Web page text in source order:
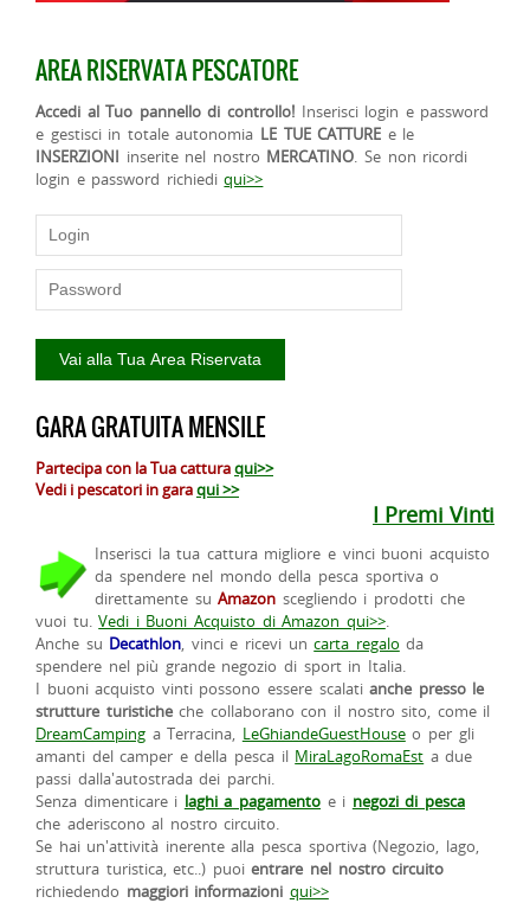
AREA RISERVATA PESCATORE
Accedi al Tuo pannello di controllo! Inserisci login e password
e gestisci in totale autonomia LE TUE CATTURE e le
INSERZIONI inserite nel nostro MERCATINO. Se non ricordi
login e password richiediqui>>
GARA GRATUITA MENSILE
Partecipa con la Tua catturaqui>>
Vedi i pescatori in garaqui >>
I Premi Vinti
Inserisci la tua cattura migliore e vinci buoni acquisto
da spendere nel mondo della pesca sportiva o
direttamente suAmazon scegliendo i prodotti che
vuoi tu.Vedi i Buoni Acquisto di Amazon qui>>.
Anche su Decathlon, vinci e ricevi uncarta regalo da
spendere nel più grande negozio di sport in Italia.
I buoni acquisto vinti possono essere scalatianche presso le
strutture turisticheche collaborano con il nostro sito, come il
DreamCamping a Terracina, LeGhiandeGuestHouseo per gli
amanti del camper e della pesca il MiraLagoRomaEst a due
passi dalla'autostrada dei parchi.
Senza dimenticare i laghi a pagamento e i negozi di pesca
che aderiscono al nostro circuito.
Se hai un'attività inerente alla pesca sportiva (Negozio, lago,
struttura turistica, etc..) puoientrare nel nostro circuito
richiedendo maggiori informazioni qui>>